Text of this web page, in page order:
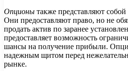
Опционы также представляют
Они предоставляют право, но не
продать актив по заранее
предоставляет возможность
шансы на получение прибыли.
надежным щитом перед
рынке.